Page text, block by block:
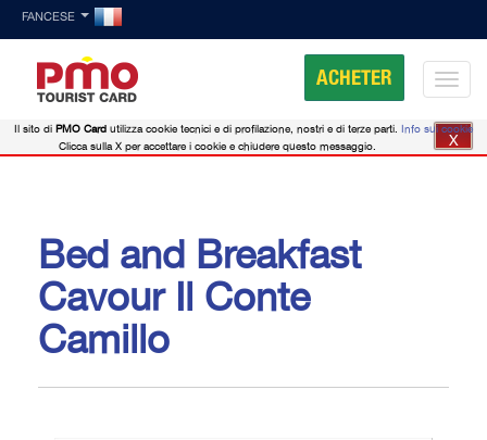
FANCESE
ACHETER
Bed and Breakfast
Cavour Il Conte
Camillo
Il sito di PMO Card utilizza cookie tecnici e di profilazione, nostri e di terze parti. Info sui cookie
Clicca sulla X per accettare i cookie e chiudere questo messaggio.
X